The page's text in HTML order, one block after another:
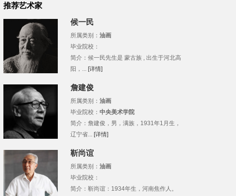
推荐艺术家
候一民
所属类别： 油画
毕业院校：
简介：候一民先生是 蒙古族 , 出生于河北高
阳，... [详情]
詹建俊
所属类别： 油画
毕业院校： 中央美术学院
简介：詹建俊，男，满族，1931年1月生，
辽宁省... [详情]
靳尚谊
所属类别： 油画
毕业院校：
简介：靳尚谊：1934年生，河南焦作人。